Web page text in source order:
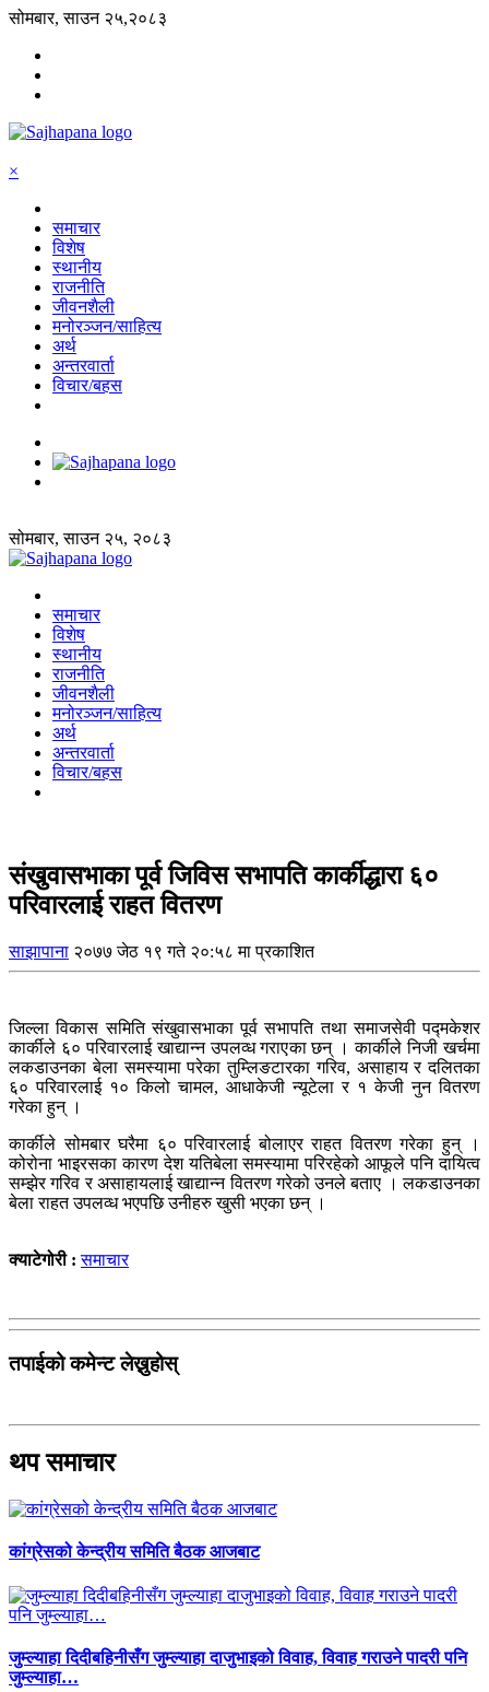
सोमबार, साउन २५,२०८३
×
समाचार
विशेष
स्थानीय
राजनीति
जीवनशैली
मनोरञ्जन/साहित्य
अर्थ
अन्तरवार्ता
विचार/बहस
सोमबार, साउन २५, २०८३
समाचार
विशेष
स्थानीय
राजनीति
जीवनशैली
मनोरञ्जन/साहित्य
अर्थ
अन्तरवार्ता
विचार/बहस
संखुवासभाका पूर्व जिविस सभापति कार्कीद्धारा ६०
परिवारलाई राहत वितरण
साझापाना २०७७ जेठ १९ गते २०:५८ मा प्रकाशित
जिल्ला विकास समिति संखुवासभाका पूर्व सभापति तथा समाजसेवी पद्मकेशर
कार्कीले ६० परिवारलाई खाद्यान्न उपलव्ध गराएका छन् । कार्कीले निजी खर्चमा
लकडाउनका बेला समस्यामा परेका तुम्लिङटारका गरिव, असाहाय र दलितका
६० परिवारलाई १० किलो चामल, आधाकेजी न्यूटेला र १ केजी नुन वितरण
गरेका हुन् ।
कार्कीले सोमबार घरैमा ६० परिवारलाई बोलाएर राहत वितरण गरेका हुन् ।
कोरोना भाइरसका कारण देश यतिबेला समस्यामा परिरहेको आफूले पनि दायित्व
सम्झेर गरिव र असाहायलाई खाद्यान्न वितरण गरेको उनले बताए । लकडाउनका
बेला राहत उपलव्ध भएपछि उनीहरु खुसी भएका छन् ।
क्याटेगोरी :समाचार
तपाईको कमेन्ट लेख्नुहोस्
थप समाचार
कांग्रेसको केन्द्रीय समिति बैठक आजबाट
जुम्ल्याहा दिदीबहिनीसँग जुम्ल्याहा दाजुभाइको विवाह, विवाह गराउने पादरी पनि
जुम्ल्याहा…